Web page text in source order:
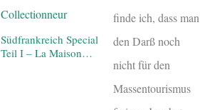
Südfrankreich Special
Teil I – La Maison…
finde ich, dass man
den Darß noch
nicht für den
Massentourismus